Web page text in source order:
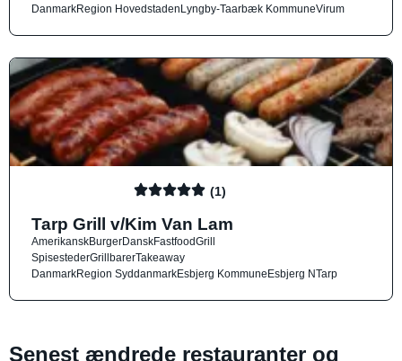
DanmarkRegion HovedstadenLyngby-Taarbæk KommuneVirum
(1)
Tarp Grill v/Kim Van Lam
AmerikanskBurgerDanskFastfoodGrill
SpisestederGrillbarerTakeaway
DanmarkRegion SyddanmarkEsbjerg KommuneEsbjerg NTarp
Senest ændrede restauranter og